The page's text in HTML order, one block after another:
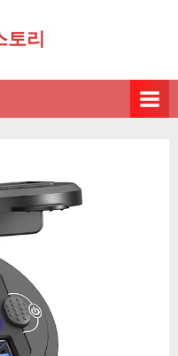
토리